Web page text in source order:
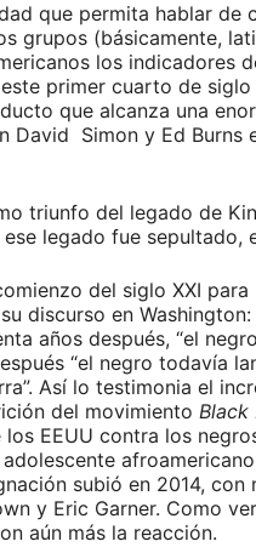
que permita hablar
grupos (básicamente,
los indicadores
primer cuarto de
que alcanza una
Simon y Ed Burns
triunfo del legado de
legado fue
del siglo XXI
discurso en
años después, “el
“el negro todavía
Así lo testimonia el
del movimiento Black
EEUU contra los
subió en 2014,
y Eric Garner. Como
aún más la reacción.